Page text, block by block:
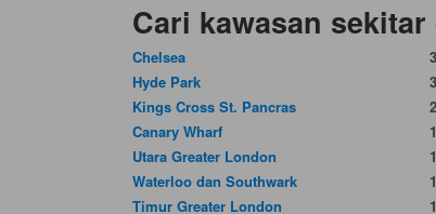
Cari kawasan
Chelsea
Hyde Park
Kings Cross St. Pancras
Canary Wharf
Utara Greater London
Waterloo dan Southwark
Timur Greater London